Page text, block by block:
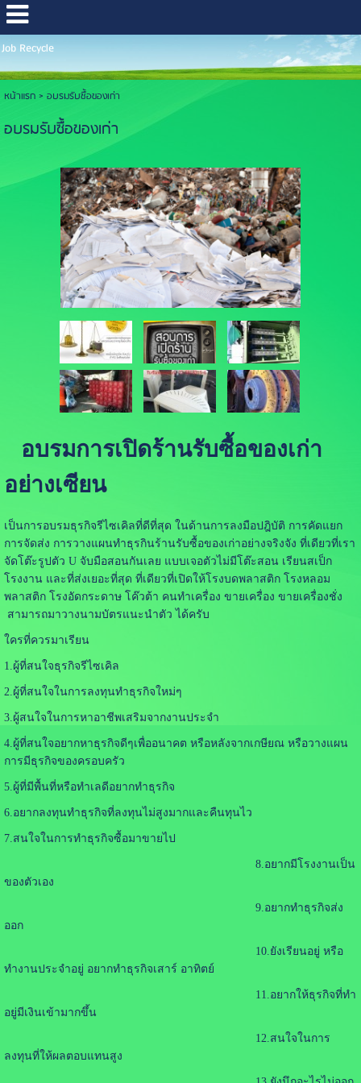
Job Recycle
หน้าแรก> อบรมรับซื้อของเก่า
อบรมรับซื้อของเก่า
อบรมการเปิดร้านรับซื้อของเก่า
อย่างเซียน
เป็นการอบรมธุรกิจรีไซเคิลที่ดีที่สุด ในด้านการลงมือปฎิบัติ การคัดแยก
การจัดส่ง การวางแผนทำธุรกินร้านรับซื้อของเก่าอย่างจริงจัง ที่เดียวที่เรา
จัดโต๊ะรูปตัว U จับมือสอนกันเลย แบบเจอตัวไม่มีโต๊ะสอน เรียนสเป็ก
โรงงาน และที่ส่งเยอะที่สุด ที่เดียวที่เปิดให้โรงบดพลาสติก โรงหลอม
พลาสติก โรงอัดกระดาษ โค๊วต้า คนทำเครื่อง ขายเครื่อง ขายเครื่องชั่ง
สามารถมาวางนามบัตรแนะนำตัว ได้ครับ
ใครที่ควรมาเรียน
1.ผู้ที่สนใจธุรกิจรีไซเคิล
2.ผู้ที่สนใจในการลงทุนทำธุรกิจใหม่ๆ
3.ผู้สนใจในการหาอาชีพเสริมจากงานประจำ
4.ผู้ที่สนใจอยากหาธุรกิจดีๆเพื่ออนาคต หรือหลังจากเกษียณ หรือวางแผน
การมีธุรกิจของครอบครัว
5.ผู้ที่มีพื้นที่หรือทำเลดีอยากทำธุรกิจ
6.อยากลงทุนทำธุรกิจที่ลงทุนไม่สูงมากและคืนทุนไว
7.สนใจในการทำธุรกิจซื้อมาขายไป
8.อยากมีโรงงานเป็น
ของตัวเอง
9.อยากทำธุรกิจส่ง
ออก
10.ยังเรียนอยู่ หรือ
ทำงานประจำอยู่ อยากทำธุรกิจเสาร์ อาทิตย์
11.อยากให้ธุรกิจที่ทำ
อยู่มีเงินเข้ามากขึ้น
12.สนใจในการ
ลงทุนที่ให้ผลตอบแทนสูง